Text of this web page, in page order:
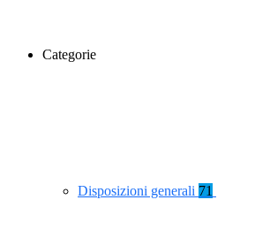
Categorie
Disposizioni generali 71